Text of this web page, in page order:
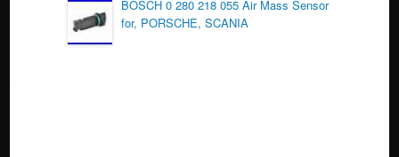
o
o
BOSCH 0 280 218 055 Air Mass Sensor
for, PORSCHE, SCANIA